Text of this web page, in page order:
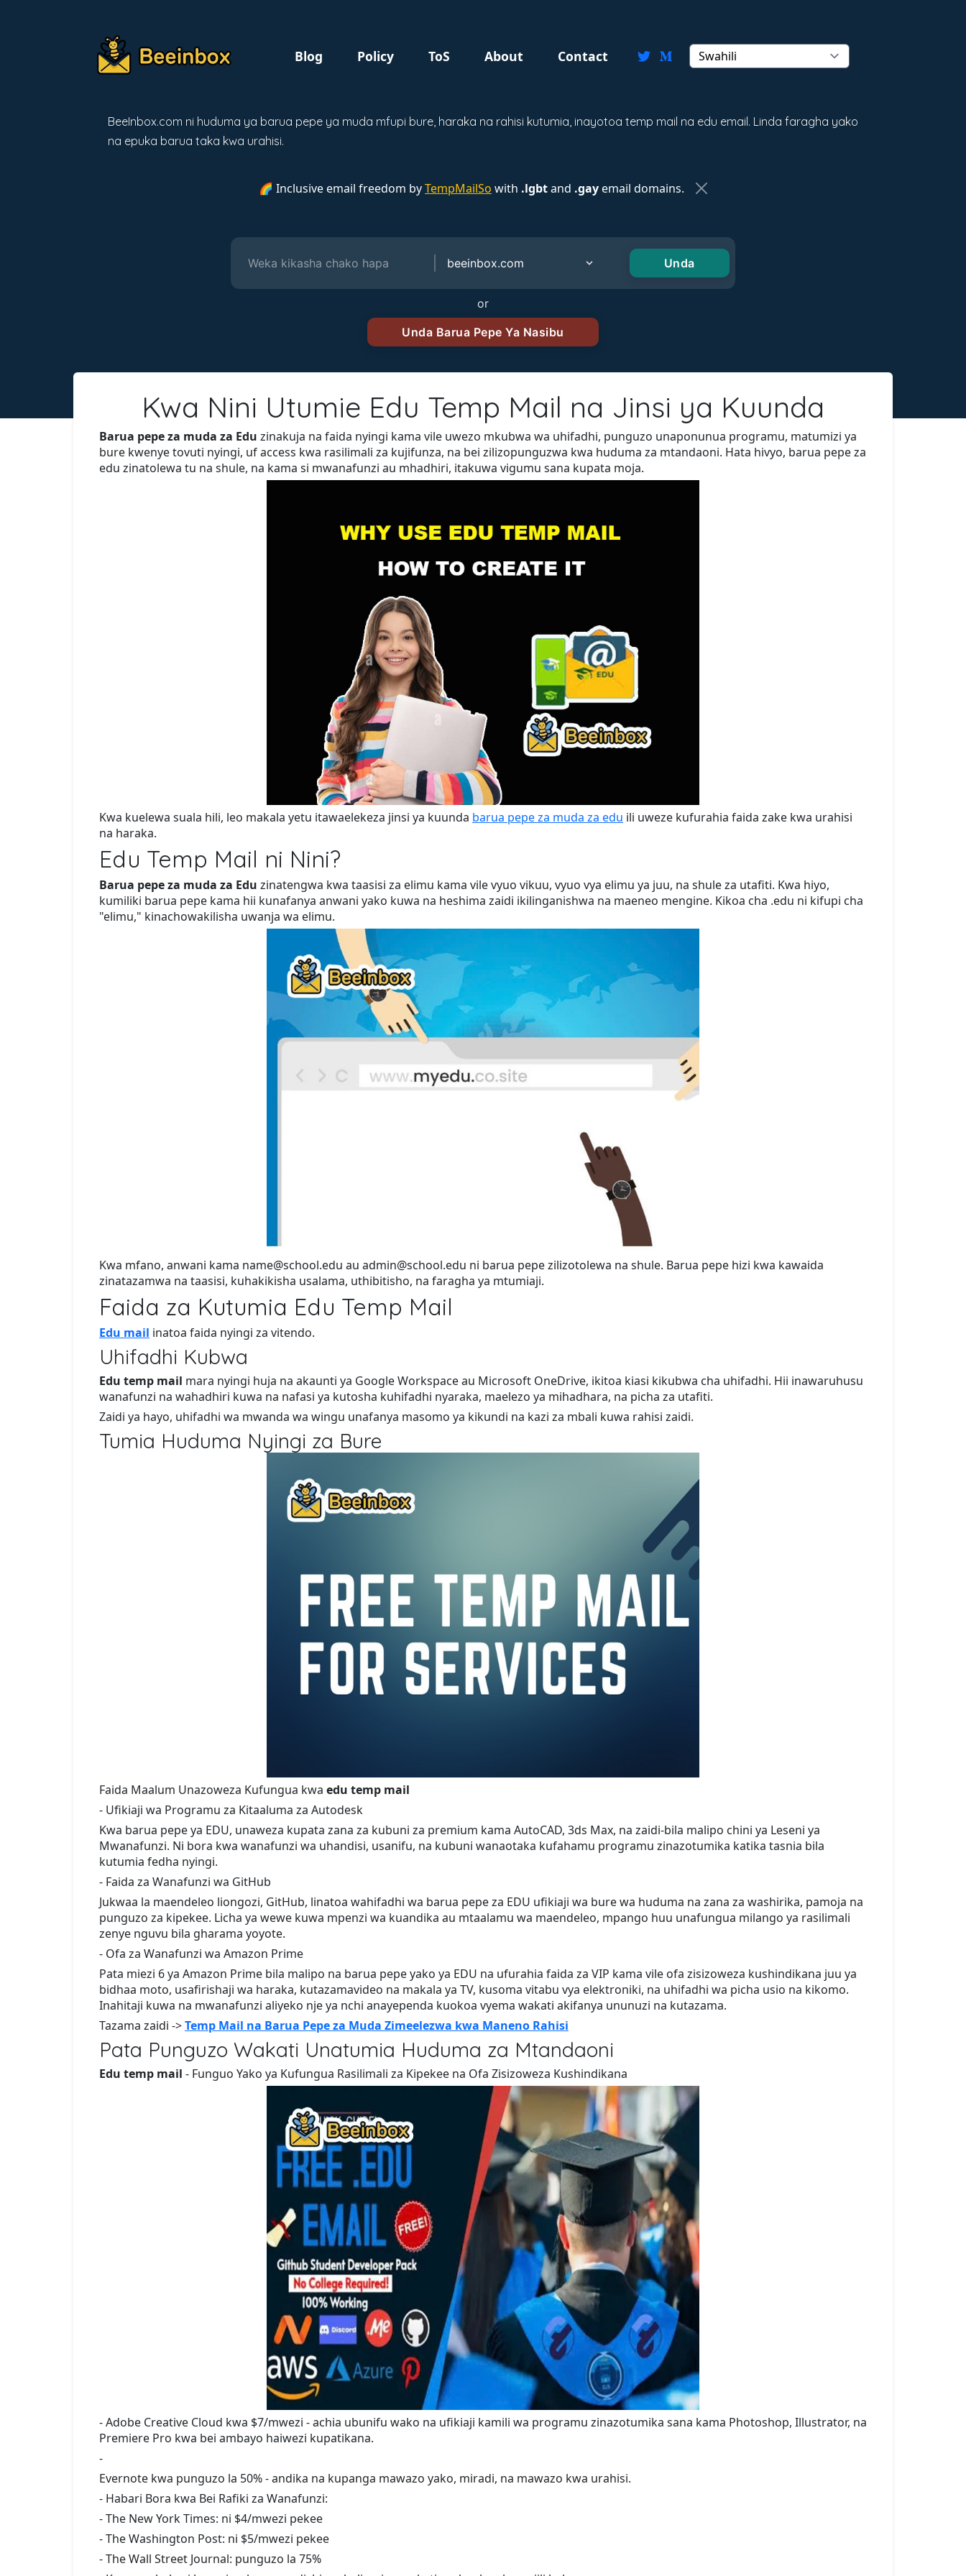
Blog Policy ToS About Contact
BeeInbox.com ni huduma ya barua pepe ya muda mfupi bure, haraka na rahisi kutumia, inayotoa temp mail na edu email. Linda faragha yako
na epuka barua taka kwa urahisi.
🌈 Inclusive email freedom byTempMailSo with .lgbtand .gayemail domains.
or
Kwa Nini Utumie Edu Temp Mail na Jinsi ya Kuunda
Barua pepe za muda za Edu zinakuja na faida nyingi kama vile uwezo mkubwa wa uhifadhi, punguzo unaponunua programu, matumizi ya
bure kwenye tovuti nyingi, uf access kwa rasilimali za kujifunza, na bei zilizopunguzwa kwa huduma za mtandaoni. Hata hivyo, barua pepe za
edu zinatolewa tu na shule, na kama si mwanafunzi au mhadhiri, itakuwa vigumu sana kupata moja.
Kwa kuelewa suala hili, leo makala yetu itawaelekeza jinsi ya kuunda barua pepe za muda za edu ili uweze kufurahia faida zake kwa urahisi
na haraka.
Edu Temp Mail ni Nini?
Barua pepe za muda za Edu zinatengwa kwa taasisi za elimu kama vile vyuo vikuu, vyuo vya elimu ya juu, na shule za utafiti. Kwa hiyo,
kumiliki barua pepe kama hii kunafanya anwani yako kuwa na heshima zaidi ikilinganishwa na maeneo mengine. Kikoa cha .edu ni kifupi cha
"elimu," kinachowakilisha uwanja wa elimu.
Kwa mfano, anwani kama name@school.edu au admin@school.edu ni barua pepe zilizotolewa na shule. Barua pepe hizi kwa kawaida
zinatazamwa na taasisi, kuhakikisha usalama, uthibitisho, na faragha ya mtumiaji.
Faida za Kutumia Edu Temp Mail
Edu mail inatoa faida nyingi za vitendo.
Uhifadhi Kubwa
Edu temp mail mara nyingi huja na akaunti ya Google Workspace au Microsoft OneDrive, ikitoa kiasi kikubwa cha uhifadhi. Hii inawaruhusu
wanafunzi na wahadhiri kuwa na nafasi ya kutosha kuhifadhi nyaraka, maelezo ya mihadhara, na picha za utafiti.
Zaidi ya hayo, uhifadhi wa mwanda wa wingu unafanya masomo ya kikundi na kazi za mbali kuwa rahisi zaidi.
Tumia Huduma Nyingi za Bure
Faida Maalum Unazoweza Kufungua kwa edu temp mail
- Ufikiaji wa Programu za Kitaaluma za Autodesk
Kwa barua pepe ya EDU, unaweza kupata zana za kubuni za premium kama AutoCAD, 3ds Max, na zaidi-bila malipo chini ya Leseni ya
Mwanafunzi. Ni bora kwa wanafunzi wa uhandisi, usanifu, na kubuni wanaotaka kufahamu programu zinazotumika katika tasnia bila
kutumia fedha nyingi.
- Faida za Wanafunzi wa GitHub
Jukwaa la maendeleo liongozi, GitHub, linatoa wahifadhi wa barua pepe za EDU ufikiaji wa bure wa huduma na zana za washirika, pamoja na
punguzo za kipekee. Licha ya wewe kuwa mpenzi wa kuandika au mtaalamu wa maendeleo, mpango huu unafungua milango ya rasilimali
zenye nguvu bila gharama yoyote.
- Ofa za Wanafunzi wa Amazon Prime
Pata miezi 6 ya Amazon Prime bila malipo na barua pepe yako ya EDU na ufurahia faida za VIP kama vile ofa zisizoweza kushindikana juu ya
bidhaa moto, usafirishaji wa haraka, kutazamavideo na makala ya TV, kusoma vitabu vya elektroniki, na uhifadhi wa picha usio na kikomo.
Inahitaji kuwa na mwanafunzi aliyeko nje ya nchi anayependa kuokoa vyema wakati akifanya ununuzi na kutazama.
Tazama zaidi ->Temp Mail na Barua Pepe za Muda Zimeelezwa kwa Maneno Rahisi
Pata Punguzo Wakati Unatumia Huduma za Mtandaoni
Edu temp mail - Funguo Yako ya Kufungua Rasilimali za Kipekee na Ofa Zisizoweza Kushindikana
- Adobe Creative Cloud kwa $7/mwezi - achia ubunifu wako na ufikiaji kamili wa programu zinazotumika sana kama Photoshop, Illustrator, na
Premiere Pro kwa bei ambayo haiwezi kupatikana.
-
Evernote kwa punguzo la 50% - andika na kupanga mawazo yako, miradi, na mawazo kwa urahisi.
- Habari Bora kwa Bei Rafiki za Wanafunzi:
- The New York Times: ni $4/mwezi pekee
- The Washington Post: ni $5/mwezi pekee
- The Wall Street Journal: punguzo la 75%